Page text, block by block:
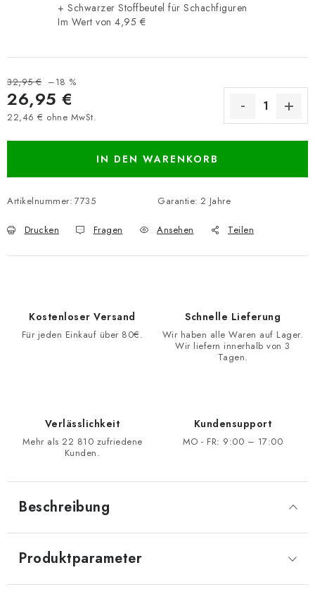
+ Schwarzer Stoffbeutel für Schachfiguren
Im Wert von 4,95 €
32,95 € –18 %
26,95 €
22,46 € ohne MwSt.
IN DEN WARENKORB
Artikelnummer: 7735 Garantie: 2 Jahre
Drucken Fragen Ansehen Teilen
Kostenloser Versand
Für jeden Einkauf über 80€.
Schnelle Lieferung
Wir haben alle Waren auf Lager.
Wir liefern innerhalb von 3
Tagen.
Verlässlichkeit
Mehr als 22 810 zufriedene
Kunden.
Kundensupport
MO - FR: 9:00 – 17:00
Beschreibung
Produktparameter